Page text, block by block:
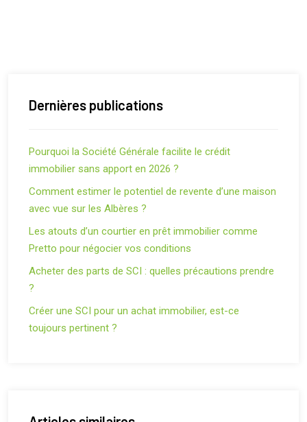
Dernières publications
Pourquoi la Société Générale facilite le crédit
immobilier sans apport en 2026 ?
Comment estimer le potentiel de revente d’une maison
avec vue sur les Albères ?
Les atouts d’un courtier en prêt immobilier comme
Pretto pour négocier vos conditions
Acheter des parts de SCI : quelles précautions prendre
?
Créer une SCI pour un achat immobilier, est-ce
toujours pertinent ?